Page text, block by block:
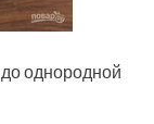
однородной